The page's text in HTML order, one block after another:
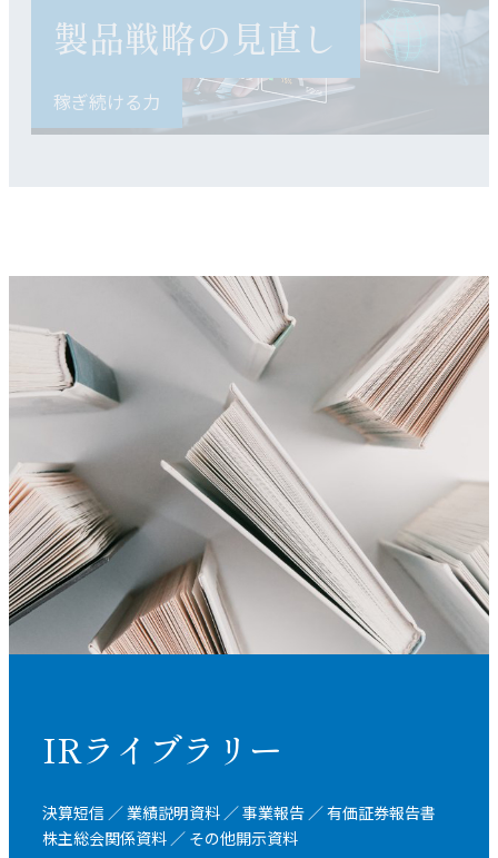
製品戦略の見直し
稼ぎ続ける力
IRライブラリー
決算短信 ／ 業績説明資料 ／ 事業報告 ／ 有価証券報告書
株主総会関係資料 ／ その他開示資料